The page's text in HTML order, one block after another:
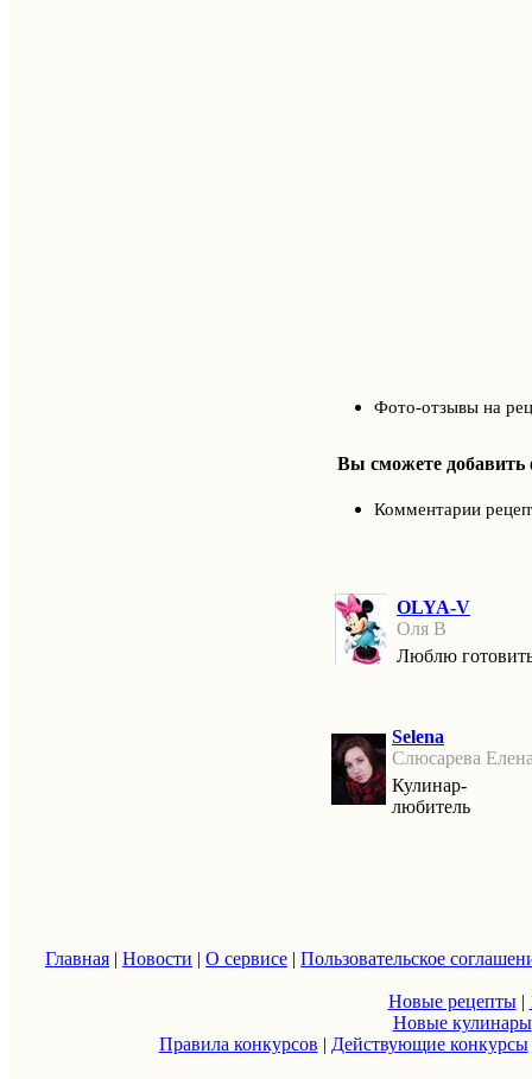
Фото-отзывы на
Вы сможете добавить
Комментарии
OLYA-V
Оля В
Люблю
Selena
Слюсарева
Кулинар-
любитель
Главная | Новости | О сервисе | Пользовательское
Новые рецепты|
Новые кулинары
Правила конкурсов | Действующие конкурсы